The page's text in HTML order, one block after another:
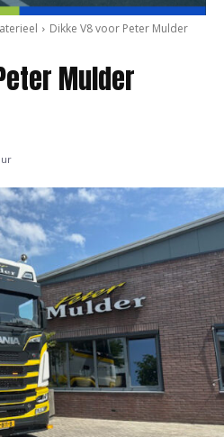
Dikke V8 voor Peter Mulder
Mulder